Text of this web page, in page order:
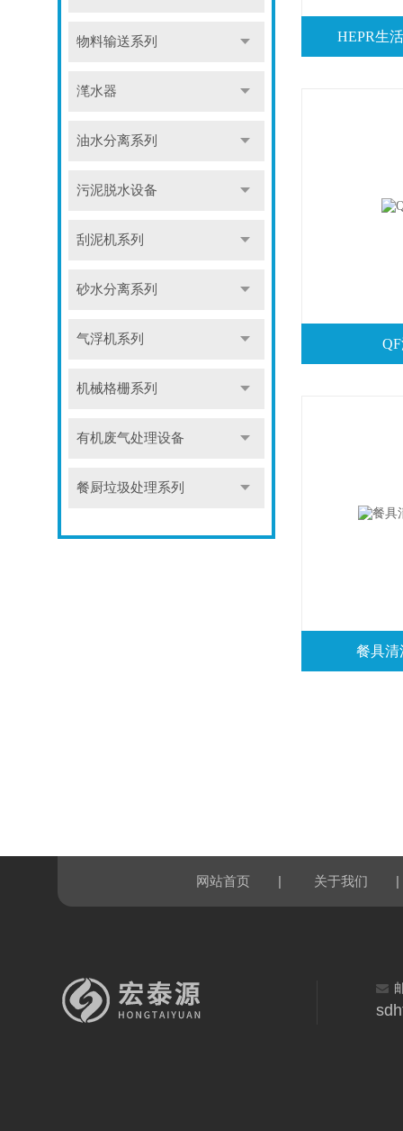
物料输送系列
滗水器
油水分离系列
污泥脱水设备
刮泥机系列
砂水分离系列
气浮机系列
机械格栅系列
有机废气处理设备
餐厨垃圾处理系列
HEPR生
餐具清
网站首页 | 关于我们 |